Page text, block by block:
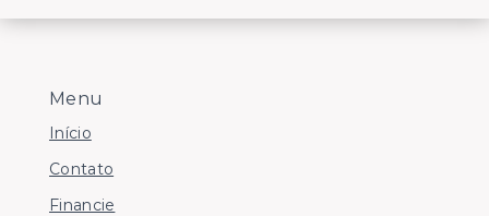
Menu
Início
Contato
Financie